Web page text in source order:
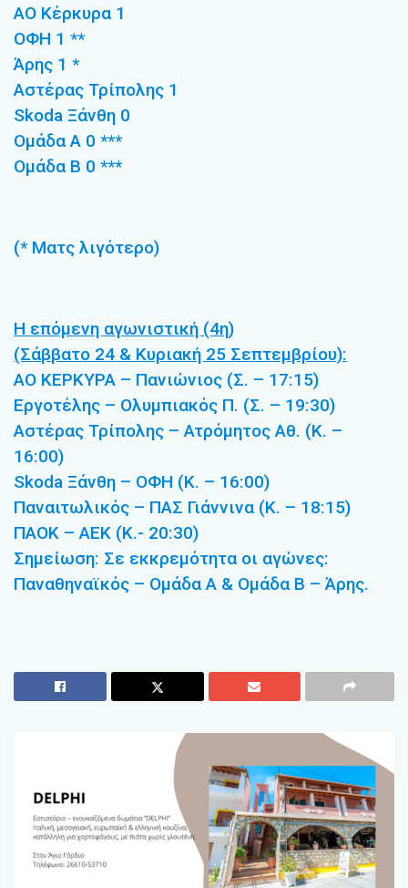
ΑΟ Κέρκυρα 1
ΟΦΗ 1 **
Άρης 1 *
Αστέρας Τρίπολης 1
Skoda Ξάνθη 0
Ομάδα Α 0 ***
Ομάδα Β 0 ***
(* Ματς λιγότερο)
Η επόμενη αγωνιστική (4η)
(Σάββατο 24 & Κυριακή 25 Σεπτεμβρίου):
ΑΟ ΚΕΡΚΥΡΑ – Πανιώνιος (Σ. – 17:15)
Εργοτέλης – Ολυμπιακός Π. (Σ. – 19:30)
Αστέρας Τρίπολης – Ατρόμητος Αθ. (Κ. –
16:00)
Skoda Ξάνθη – ΟΦΗ (Κ. – 16:00)
Παναιτωλικός – ΠΑΣ Γιάννινα (Κ. – 18:15)
ΠΑΟΚ – ΑΕΚ (Κ.- 20:30)
Σημείωση: Σε εκκρεμότητα οι αγώνες:
Παναθηναϊκός – Ομάδα Α & Ομάδα Β – Άρης.